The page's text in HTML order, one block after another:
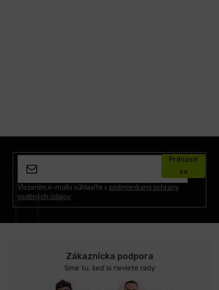
Vložením e-mailu súhlasíte s podmienkami ochrany
osobných údajov
Prihlásiť
sa
Zákaznícka podpora
Sme tu, keď si neviete rady